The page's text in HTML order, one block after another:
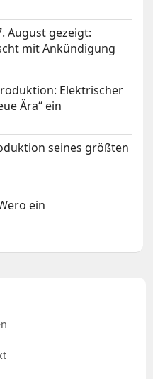
August gezeigt:
mit Ankündigung
Elektrischer
Ära“ ein
seines größten
ein